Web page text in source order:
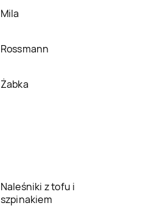
Mila
Rossmann
Żabka
Naleśniki z tofu i
szpinakiem